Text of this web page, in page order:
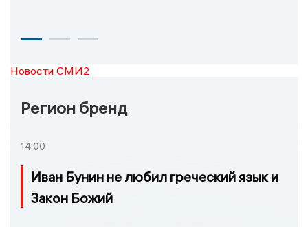
Новости СМИ2
Регион бренд
14:00
Иван Бунин не любил греческий язык и
Закон Божий